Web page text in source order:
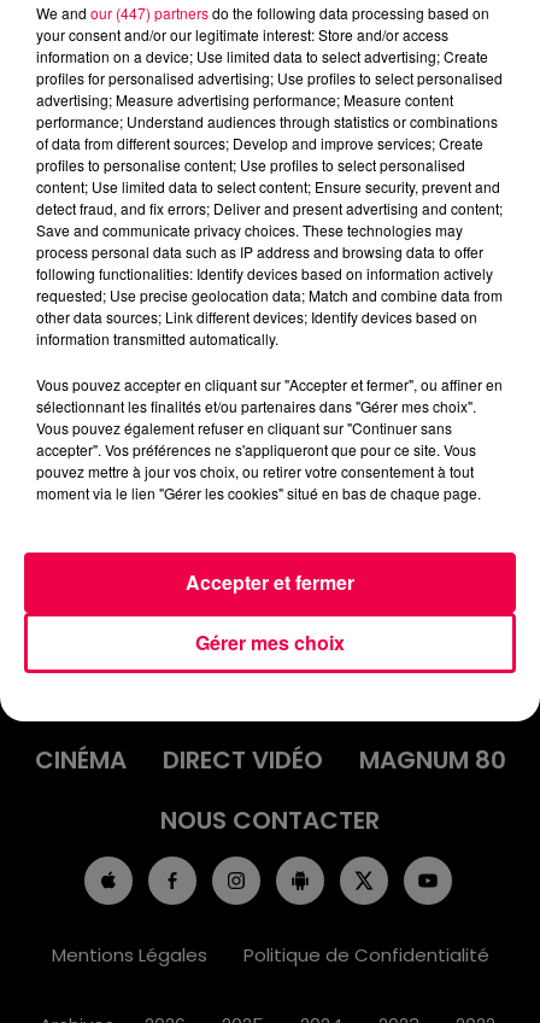
Flash infos
Crédit :Flash infos
11_Le_Money_Code_du_jeudi_10_mars.mp3
INFOS
EMISSIONS
CINÉMA
DIRECT VIDÉO
MAGNUM 80
NOUS CONTACTER
Mentions Légales Politique de Confidentialité
We and our (447) partnersdo the following data processing based on
your consent and/or our legitimate interest: Store and/or access
information on a device; Use limited data to select advertising; Create
profiles for personalised advertising; Use profiles to select personalised
advertising; Measure advertising performance; Measure content
performance; Understand audiences through statistics or combinations
of data from different sources; Develop and improve services; Create
profiles to personalise content; Use profiles to select personalised
content; Use limited data to select content; Ensure security, prevent and
detect fraud, and fix errors; Deliver and present advertising and content;
Save and communicate privacy choices. These technologies may
process personal data such as IP address and browsing data to offer
following functionalities: Identify devices based on information actively
requested; Use precise geolocation data; Match and combine data from
other data sources; Link different devices; Identify devices based on
information transmitted automatically.
Vous pouvez accepter en cliquant sur "Accepter et fermer", ou affiner en
sélectionnant les finalités et/ou partenaires dans "Gérer mes choix".
Vous pouvez également refuser en cliquant sur "Continuer sans
accepter". Vos préférences ne s'appliqueront que pour ce site. Vous
pouvez mettre à jour vos choix, ou retirer votre consentement à tout
moment via le lien "Gérer les cookies" situé en bas de chaque page.
Gérer mes choix
Accepter et fermer